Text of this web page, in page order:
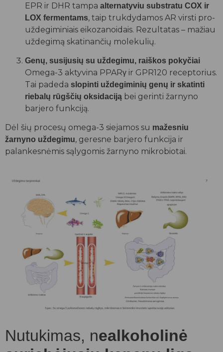
EPR ir DHR tampa alternatyviu substratu COX ir
LOX fermentams, taip trukdydamos AR virsti pro-
uždegiminiais eikozanoidais. Rezultatas – mažiau
uždegimą skatinančių molekulių.
Genų, susijusių su uždegimu, raiškos pokyčiai
Omega-3 aktyvina PPARγ ir GPR120 receptorius.
Tai padeda slopinti uždegiminių genų ir skatinti
riebalų rūgščių oksidaciją bei gerinti žarnyno
barjero funkciją.
Dėl šių procesų omega-3 siejamos su mažesniu
žarnyno uždegimu, geresne barjero funkcija ir
palankesnėmis sąlygomis žarnyno mikrobiotai.
Nutukimas, nealkoholinė